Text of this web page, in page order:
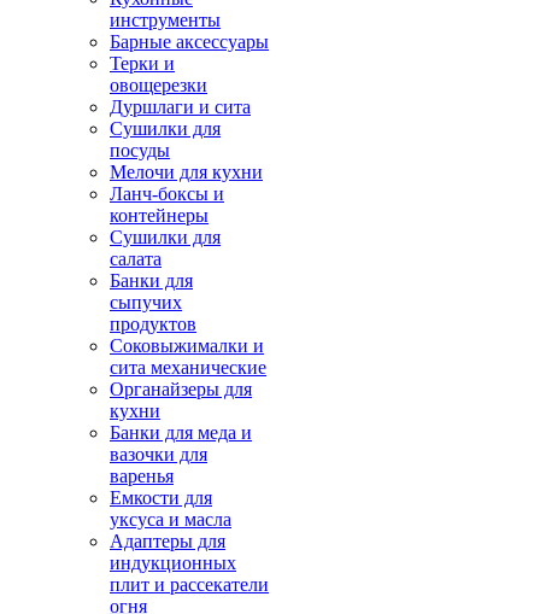
инструменты
Барные аксессуары
Терки и
овощерезки
Дуршлаги и сита
Сушилки для
посуды
Мелочи для кухни
Ланч-боксы и
контейнеры
Сушилки для
салата
Банки для
сыпучих
продуктов
Соковыжималки и
сита механические
Органайзеры для
кухни
Банки для меда и
вазочки для
варенья
Емкости для
уксуса и масла
Адаптеры для
индукционных
плит и рассекатели
огня